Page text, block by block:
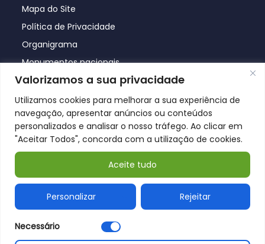
Valorizamos a sua privacidade
Utilizamos cookies para melhorar a sua experiência de
navegação, apresentar anúncios ou conteúdos
personalizados e analisar o nosso tráfego. Ao clicar em
"Aceitar Todos", concorda com a utilização de cookies.
Personalizar Rejeitar
Aceite tudo
Necessário
Mapa do Site
Política de Privacidade
Organigrama
Monumentos nacionais
© Póvoa de Lanhoso 2026